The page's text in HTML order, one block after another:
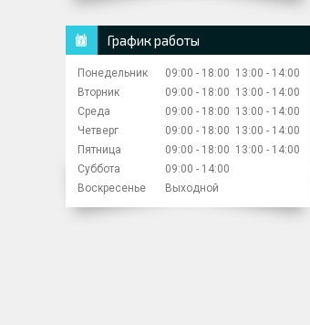
График работы
Понедельник 09:00 18:00 13:00
14:00
Вторник
09:00 18:00 13:00
14:00
Среда
09:00 18:00 13:00
14:00
Четверг
09:00 18:00 13:00
14:00
Пятница
09:00 18:00 13:00
14:00
Суббота
09:00
14:00
Воскресенье
Выходной